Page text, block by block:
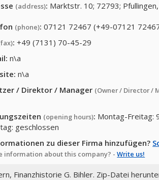
(address): Marktstr. 10; 72793;
(phone): 07121 72467 (+49-07121
: +49 (7131) 70-45-29
n\a
n\a
/ Direktor / Manager (Owner / Director /
(opening hours): Montag-Freitag:
geschlossen
zu dieser Firma hinzufügen?
information about this company? -Write us!
Finanzhistorie G. Bihler. Zip-Datei